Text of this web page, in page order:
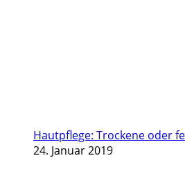
Hautpflege: Trockene oder
24. Januar 2019